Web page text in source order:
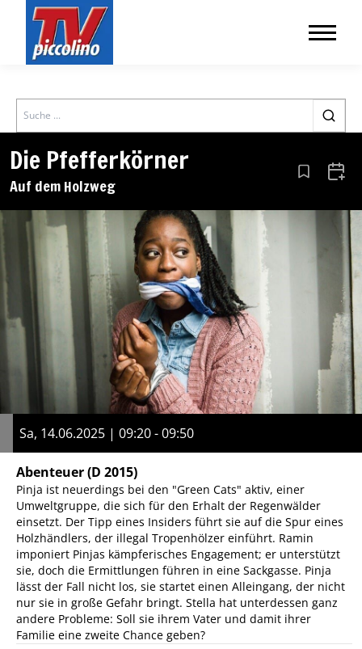
Search
Die Pfefferkörner
Auf dem Holzweg Aus den
Sa, 14.06.2025 | 09:20 - 09:50
Abenteuer(D 2015)
Pinja ist neuerdings bei den "Green Cats" aktiv, einer
Umweltgruppe, die sich für den Erhalt der Regenwälder
einsetzt. Der Tipp eines Insiders führt sie auf die Spur eines
Holzhändlers, der illegal Tropenhölzer einführt. Ramin
imponiert Pinjas kämpferisches Engagement; er unterstützt
sie, doch die Ermittlungen führen in eine Sackgasse. Pinja
lässt der Fall nicht los, sie startet einen Alleingang, der nicht
nur sie in große Gefahr bringt. Stella hat unterdessen ganz
andere Probleme: Soll sie ihrem Vater und damit ihrer
Familie eine zweite Chance geben?